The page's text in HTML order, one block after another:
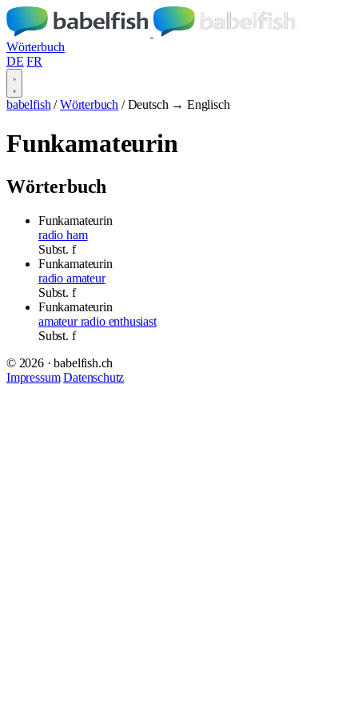
Wörterbuch
DE FR
babelfish / Wörterbuch / Deutsch → Englisch
Funkamateurin
Wörterbuch
Funkamateurin
radio ham
Subst. f
Funkamateurin
radio amateur
Subst. f
Funkamateurin
amateur radio enthusiast
Subst. f
© 2026 · babelfish.ch
Impressum Datenschutz